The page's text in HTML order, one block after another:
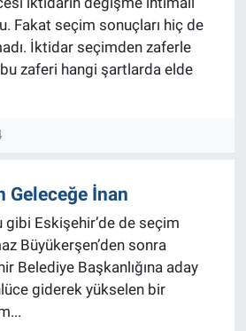
Fakat seçim sonuçları hiç de
İktidar seçimden zaferle
bu zaferi hangi şartlarda elde
Geleceğe İnan
Eskişehir’de de seçim
Büyükerşen’den sonra
Belediye Başkanlığına aday
giderek yükselen bir